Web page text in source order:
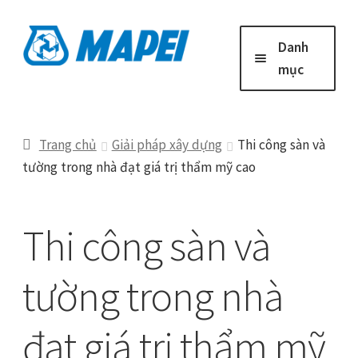
Đi
đến
Chuyển
đến
Danh
mục
Giải Pháp Xây Dựng
Công Trình Tiêu Biểu
Tin mới
Trang chủ Giải pháp xây dựng
Thi công sàn và
tường trong nhà đạt giá trị thẩm mỹ cao
Thi công sàn và
tường trong nhà
đạt giá trị thẩm mỹ